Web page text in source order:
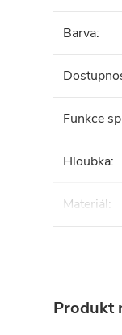
Barva:
Funkce
Hloubka:
Materiál:
Produkt